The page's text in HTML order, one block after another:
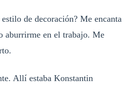
de decoración? Me encanta
aburrirme en el trabajo. Me
Allí estaba Konstantin